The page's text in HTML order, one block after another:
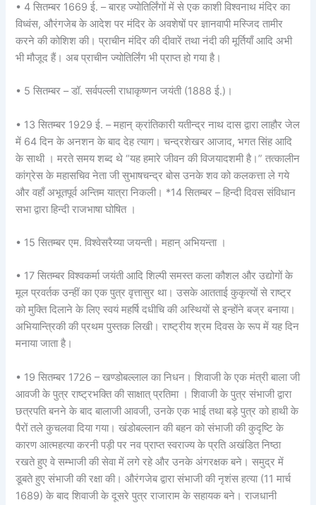
• 4 सितम्बर 1669 ई. – बारह ज्योतिर्लिंगों में से एक काशी विश्वनाथ मंदिर का
विध्वंस, औरंगजेब के आदेश पर मंदिर के अवशेषों पर ज्ञानवापी मस्जिद तामीर
करने की कोशिश की। प्राचीन मंदिर की दीवारें तथा नंदी की मूर्तियाँ आदि अभी
भी मौजूद हैं। अब प्राचीन ज्योतिर्लिंग भी प्राप्त हो गया है।
• 5 सितम्बर – डॉ. सर्वपल्ली राधाकृष्णन जयंती (1888 ई.)।
• 13 सितम्बर 1929 ई. – महान् क्रांतिकारी यतीन्द्र नाथ दास द्वारा लाहौर जेल
में 64 दिन के अनशन के बाद देह त्याग। चन्द्रशेखर आजाद, भगत सिंह आदि
के साथी । मरते समय शब्द थे “यह हमारे जीवन की विजयादशमी है।” तत्कालीन
कांग्रेस के महासचिव नेता जी सुभाषचन्द्र बोस उनके शव को कलकत्ता ले गये
और वहाँ अभूतपूर्व अन्तिम यात्रा निकली। *14 सितम्बर – हिन्दी दिवस संविधान
सभा द्वारा हिन्दी राजभाषा घोषित ।
• 15 सितम्बर एम. विश्वेसरैय्या जयन्ती। महान् अभियन्ता ।
• 17 सितम्बर विश्वकर्मा जयंती आदि शिल्पी समस्त कला कौशल और उद्योगों के
मूल प्रवर्तक उन्हीं का एक पुत्र वृत्तासुर था। उसके आतताई कुकृत्यों से राष्ट्र
को मुक्ति दिलाने के लिए स्वयं महर्षि दधीचि की अस्थियों से इन्होंने बज्र बनाया।
अभियान्त्रिकी की प्रथम पुस्तक लिखी। राष्ट्रीय श्रम दिवस के रूप में यह दिन
मनाया जाता है।
• 19 सितम्बर 1726 – खण्डोबल्लाल का निधन। शिवाजी के एक मंत्री बाला जी
आवजी के पुत्र राष्ट्रभक्ति की साक्षात् प्रतिमा । शिवाजी के पुत्र संभाजी द्वारा
छत्रपति बनने के बाद बालाजी आवजी, उनके एक भाई तथा बड़े पुत्र को हाथी के
पैरों तले कुचलवा दिया गया। खंडोबल्लान की बहन को संभाजी की कुदृष्टि के
कारण आत्महत्या करनी पड़ी पर नव प्राप्त स्वराज्य के प्रति अखंडित निष्ठा
रखते हुए वे सम्भाजी की सेवा में लगे रहे और उनके अंगरक्षक बने। समुद्र में
डूबते हुए संभाजी की रक्षा की। औरंगजेब द्वारा संभाजी की नृशंस हत्या (11 मार्च
1689) के बाद शिवाजी के दूसरे पुत्र राजाराम के सहायक बने। राजधानी